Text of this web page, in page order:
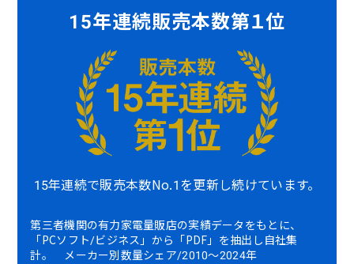
15年連続販売本数第１位
15年連続で販売本数No.1を更新し続けています。
第三者機関の有力家電量販店の実績データをもとに、
「PCソフト/ビジネス」から「PDF」を抽出し自社集
計。 メーカー別数量シェア/2010～2024年